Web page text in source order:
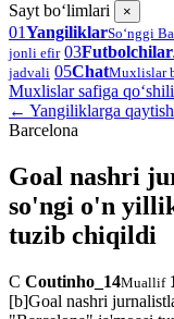
Sayt bo‘limlari ×
01YangiliklarSo‘nggi
jonli efir 03Futbolchilar
jadvali 05ChatMuxlislar
Muxlislar safiga
← Yangiliklarga qaytish
Barcelona
Goal nashri
so'ngi o'n
tuzib chiqildi
C Coutinho_14Muallif
[b]Goal nashri